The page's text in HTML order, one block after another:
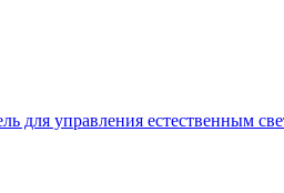
для управления естественным